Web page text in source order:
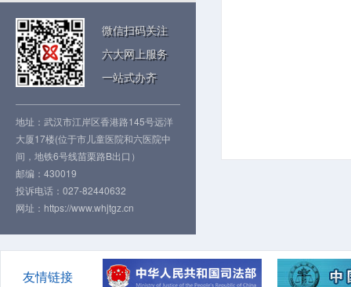
微信扫码关注
六大网上服务
一站式办齐
地址：武汉市江岸区香港路145号远洋
大厦17楼(位于市儿童医院和六医院中
间，地铁6号线苗栗路B出口）
邮编：430019
投诉电话：027-82440632
网址：https://www.whjtgz.cn
友情链接